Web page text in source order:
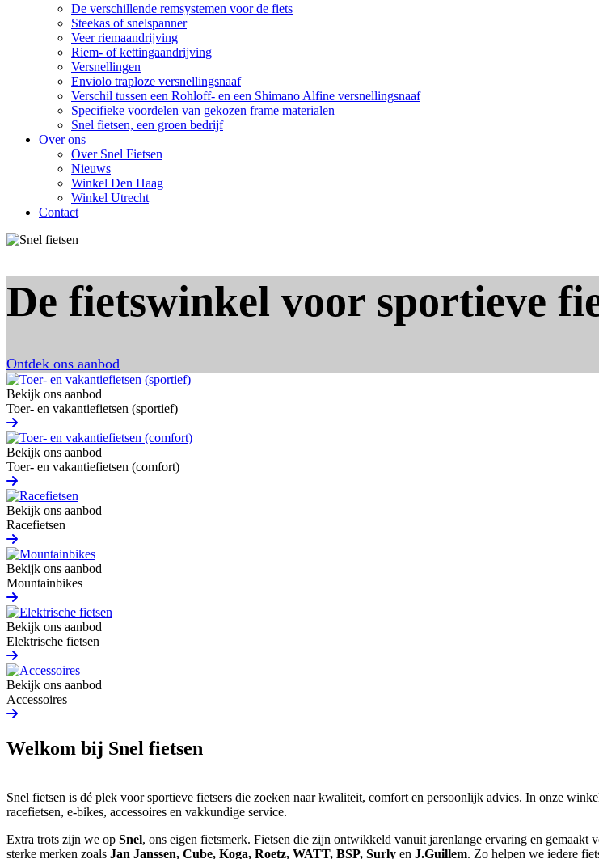
De verschillende remsystemen voor de fiets
Steekas of snelspanner
Veer riemaandrijving
Riem- of kettingaandrijving
Versnellingen
Enviolo traploze versnellingsnaaf
Verschil tussen een Rohloff- en een Shimano Alfine versnellingsnaaf
Specifieke voordelen van gekozen frame materialen
Snel fietsen, een groen bedrijf
Over ons
Over Snel Fietsen
Nieuws
Winkel Den Haag
Winkel Utrecht
Contact
De fietswinkel voor sportieve
Ontdek ons aanbod
Bekijk ons aanbod
Toer- en vakantiefietsen (sportief)
Bekijk ons aanbod
Toer- en vakantiefietsen (comfort)
Bekijk ons aanbod
Racefietsen
Bekijk ons aanbod
Mountainbikes
Bekijk ons aanbod
Elektrische fietsen
Bekijk ons aanbod
Accessoires
Welkom bij Snel fietsen
Snel fietsen is dé plek voor sportieve fietsers die zoeken naar kwaliteit, comfort en persoonlijk advies. In onze
racefietsen, e-bikes, accessoires en vakkundige service.
Extra trots zijn we op Snel, ons eigen fietsmerk. Fietsen die zijn ontwikkeld vanuit jarenlange ervaring en
sterke merken zoals Jan Janssen, Cube, Koga, Roetz, WATT, BSP, Surly en J.Guillem. Zo helpen we iedere